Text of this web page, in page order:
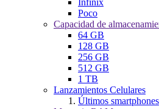
Poco
Capacidad de
64 GB
128 GB
256 GB
512 GB
1 TB
Lanzamientos Celulares
Últimos smartphones